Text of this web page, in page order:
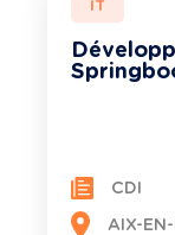
IT
CDI
AIX-